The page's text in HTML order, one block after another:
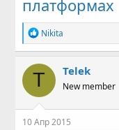
платформах
Р
е
а
к
ц
и
:
Nikita
T Telek
New member
10 Апр 2015